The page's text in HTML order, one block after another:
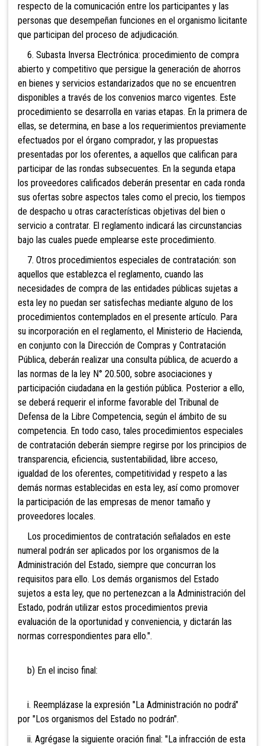
respecto de la comunicación entre los participantes y las
personas que desempeñan funciones en el organismo licitante
que participan del proceso de adjudicación.
6. Subasta Inversa Electrónica: procedimiento de compra
abierto y competitivo que persigue la generación de ahorros
en bienes y servicios estandarizados que no se encuentren
disponibles a través de los convenios marco vigentes. Este
procedimiento se desarrolla en varias etapas. En la primera de
ellas, se determina, en base a los requerimientos previamente
efectuados por el órgano comprador, y las propuestas
presentadas por los oferentes, a aquellos que califican para
participar de las rondas subsecuentes. En la segunda etapa
los proveedores calificados deberán presentar en cada ronda
sus ofertas sobre aspectos tales como el precio, los tiempos
de despacho u otras características objetivas del bien o
servicio a contratar. El reglamento indicará las circunstancias
bajo las cuales puede emplearse este procedimiento.
7. Otros procedimientos especiales de contratación: son
aquellos que establezca el reglamento, cuando las
necesidades de compra de las entidades públicas sujetas a
esta ley no puedan ser satisfechas mediante alguno de los
procedimientos contemplados en el presente artículo. Para
su incorporación en el reglamento, el Ministerio de Hacienda,
en conjunto con la Dirección de Compras y Contratación
Pública, deberán realizar una consulta pública, de acuerdo a
las normas de la ley N° 20.500, sobre asociaciones y
participación ciudadana en la gestión pública. Posterior a ello,
se deberá requerir el informe favorable del Tribunal de
Defensa de la Libre Competencia, según el ámbito de su
competencia. En todo caso, tales procedimientos especiales
de contratación deberán siempre regirse por los principios de
transparencia, eficiencia, sustentabilidad, libre acceso,
igualdad de los oferentes, competitividad y respeto a las
demás normas establecidas en esta ley, así como promover
la participación de las empresas de menor tamaño y
proveedores locales.
Los procedimientos de contratación señalados en este
numeral podrán ser aplicados por los organismos de la
Administración del Estado, siempre que concurran los
requisitos para ello. Los demás organismos del Estado
sujetos a esta ley, que no pertenezcan a la Administración del
Estado, podrán utilizar estos procedimientos previa
evaluación de la oportunidad y conveniencia, y dictarán las
normas correspondientes para ello.".
b) En el inciso final:
i. Reemplázase la expresión "La Administración no podrá"
por "Los organismos del Estado no podrán".
ii. Agrégase la siguiente oración final: "La infracción de esta